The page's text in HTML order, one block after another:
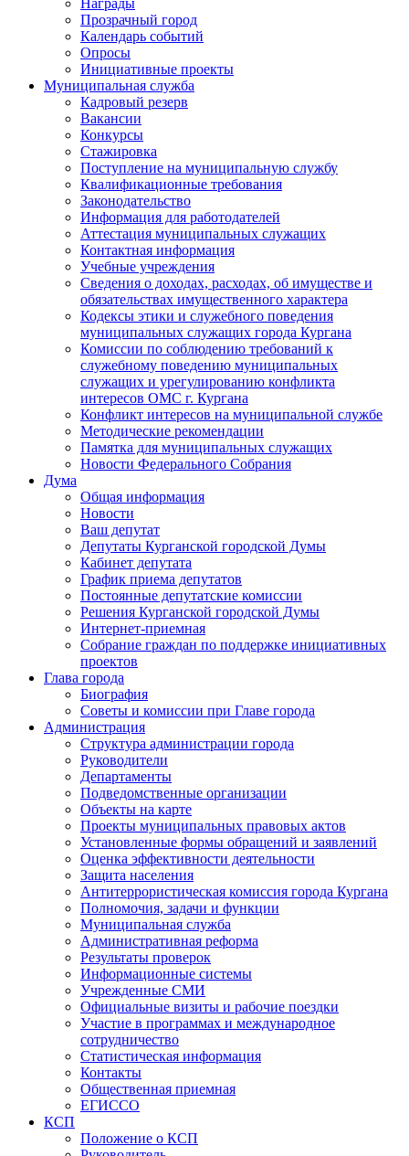
Награды
Прозрачный город
Календарь событий
Опросы
Инициативные проекты
Муниципальная служба
Кадровый резерв
Вакансии
Конкурсы
Стажировка
Поступление на муниципальную службу
Квалификационные требования
Законодательство
Информация для работодателей
Аттестация муниципальных служащих
Контактная информация
Учебные учреждения
Сведения о доходах, расходах, об имуществе и
обязательствах имущественного характера
Кодексы этики и служебного поведения
муниципальных служащих города Кургана
Комиссии по соблюдению требований к
служебному поведению муниципальных
служащих и урегулированию конфликта
интересов ОМС г. Кургана
Конфликт интересов на муниципальной службе
Методические рекомендации
Памятка для муниципальных служащих
Новости Федерального Cобрания
Дума
Общая информация
Новости
Ваш депутат
Депутаты Курганской городской Думы
Кабинет депутата
График приема депутатов
Постоянные депутатские комиссии
Решения Курганской городской Думы
Интернет-приемная
Собрание граждан по поддержке инициативных
проектов
Глава города
Биография
Советы и комиссии при Главе города
Администрация
Структура администрации города
Руководители
Департаменты
Подведомственные организации
Объекты на карте
Проекты муниципальных правовых актов
Установленные формы обращений и заявлений
Оценка эффективности деятельности
Защита населения
Антитеррористическая комиссия города Кургана
Полномочия, задачи и функции
Муниципальная служба
Административная реформа
Результаты проверок
Информационные системы
Учрежденные СМИ
Официальные визиты и рабочие поездки
Участие в программах и международное
сотрудничество
Статистическая информация
Контакты
Общественная приемная
ЕГИССО
КСП
Положение о КСП